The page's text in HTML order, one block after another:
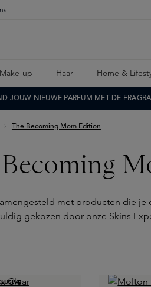
Make-up Haar Home &
JOUW NIEUWE PARFUM MET DE
The Becoming Mom Edition
met producten die je
gekozen door onze Skins